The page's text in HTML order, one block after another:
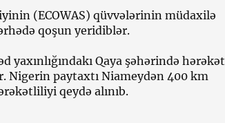
(ECOWAS) qüvvələrinin müdaxilə
qoşun yeridiblər.
Qaya şəhərində hərəkət
Nigerin paytaxtı Niameydən 400 km
qeydə alınıb.